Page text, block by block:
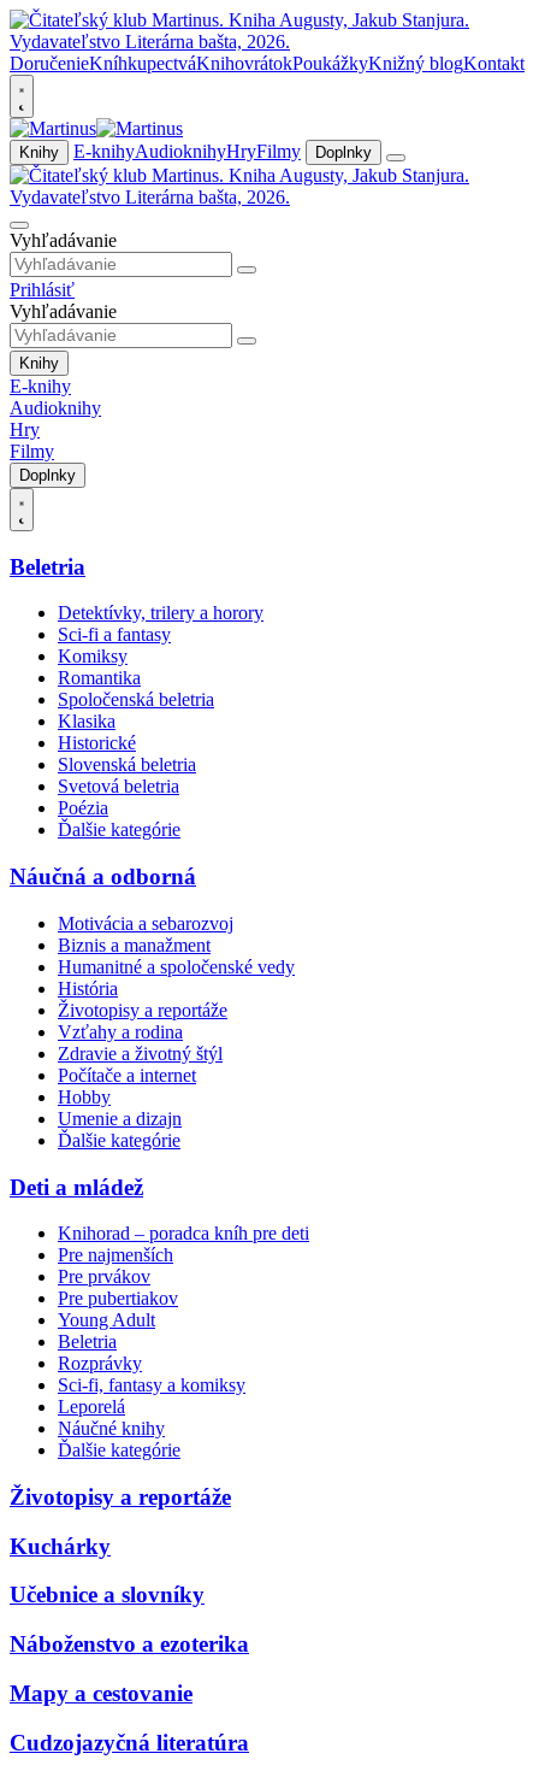
DoručenieKníhkupectváKnihovrátokPoukážkyKnižný blogKontakt
Knihy E-knihyAudioknihyHryFilmy Doplnky
Vyhľadávanie
Prihlásiť
Vyhľadávanie
Knihy
E-knihy
Audioknihy
Hry
Filmy
Doplnky
Beletria
Detektívky, trilery a horory
Sci-fi a fantasy
Komiksy
Romantika
Spoločenská beletria
Klasika
Historické
Slovenská beletria
Svetová beletria
Poézia
Ďalšie kategórie
Náučná a odborná
Motivácia a sebarozvoj
Biznis a manažment
Humanitné a spoločenské vedy
História
Životopisy a reportáže
Vzťahy a rodina
Zdravie a životný štýl
Počítače a internet
Hobby
Umenie a dizajn
Ďalšie kategórie
Deti a mládež
Knihorad – poradca kníh pre deti
Pre najmenších
Pre prvákov
Pre pubertiakov
Young Adult
Beletria
Rozprávky
Sci-fi, fantasy a komiksy
Leporelá
Náučné knihy
Ďalšie kategórie
Životopisy a reportáže
Kuchárky
Učebnice a slovníky
Náboženstvo a ezoterika
Mapy a cestovanie
Cudzojazyčná literatúra